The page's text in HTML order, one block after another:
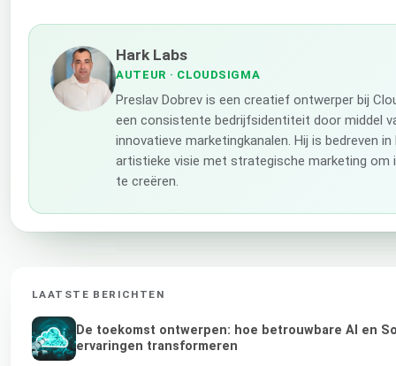
Hark Labs
AUTEUR · CLOUDSIGMA
Preslav Dobrev is een creatief ontwerper bij
een consistente bedrijfsidentiteit door middel
innovatieve marketingkanalen. Hij is bedreven
artistieke visie met strategische marketing om
te creëren.
LAATSTE BERICHTEN
De toekomst ontwerpen: hoe betrouwbare AI en
ervaringen transformeren